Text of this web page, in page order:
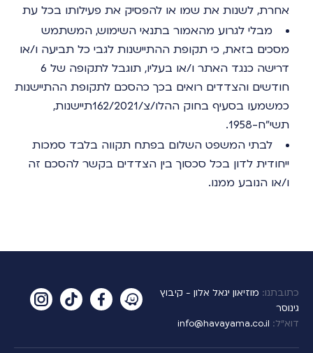
אחרת, לשנות את שמו או להפסיק את פעילותו בכל עת
מבלי לגרוע מהאמור בתנאי השימוש, המשתמש
מסכים בזאת, כי תקופת ההתיישנות לגבי כל תביעה ו/או
דרישה כנגד האתר ו/או בעליו, תוגבל לתקופה של 6
חודשים והצדדים רואים בכך כהסכם לתקופת ההתיישנות
כמשמעו בסעיף בחוק ההלו/צ/162/2021תיישנות,
תשי"ח-1958.
לבתי המשפט השלום בפתח תקווה בלבד סמכות
ייחודית לדון בכל סכסוך בין הצדדים בקשר להסכם זה
ו/או הנובע ממנו.
כתובתנו: מוזיאון יגאל אלון - קיבוץ
גינוסר
דוא”ל: info@havayama.co.il